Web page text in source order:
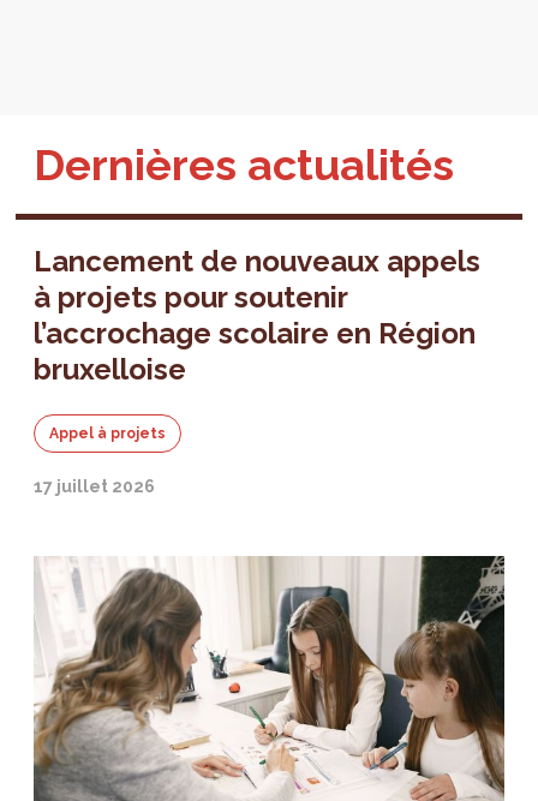
Dernières actualités
Lancement de nouveaux appels
à projets pour soutenir
l’accrochage scolaire en Région
bruxelloise
Appel à projets
17 juillet 2026